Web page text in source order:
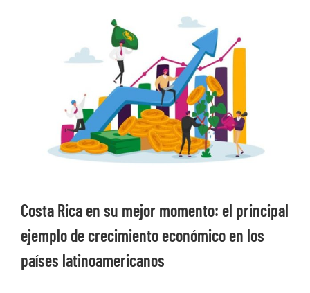
Costa Rica en su mejor momento: el principal
ejemplo de crecimiento económico en los
países latinoamericanos